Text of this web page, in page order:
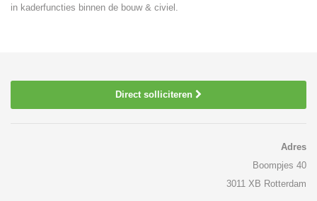
in kaderfuncties binnen de bouw & civiel.
Direct solliciteren
Adres
Boompjes 40
3011 XB Rotterdam